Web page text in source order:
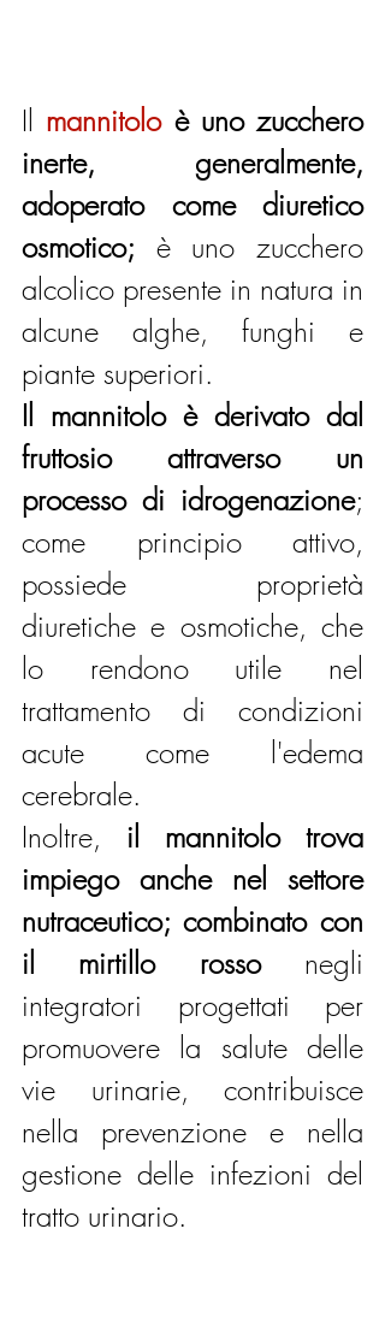
Il mannitolo è uno zucchero
inerte, generalmente,
adoperato come diuretico
osmotico; è uno zucchero
alcolico presente in natura in
alcune alghe, funghi e
piante superiori.
Il mannitolo è derivato dal
fruttosio attraverso un
processo di idrogenazione;
come principio attivo,
possiede proprietà
diuretiche e osmotiche, che
lo rendono utile nel
trattamento di condizioni
acute come l'edema
cerebrale.
Inoltre, il mannitolo trova
impiego anche nel settore
nutraceutico; combinato con
il mirtillo rosso negli
integratori progettati per
promuovere la salute delle
vie urinarie, contribuisce
nella prevenzione e nella
gestione delle infezioni del
tratto urinario.